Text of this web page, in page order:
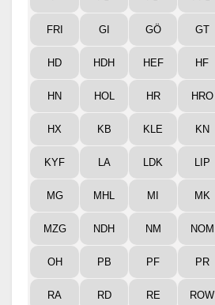
FRI GI GÖ GT
HD HDH HEF HF
HN HOL HR HRO
HX KB KLE KN
KYF LA LDK LIP
MG MHL MI MK
MZG NDH NM NOM
OH PB PF PR
RA RD RE ROW